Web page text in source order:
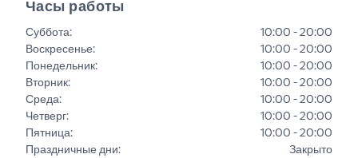
Часы работы
Суббота:
10:00 - 20:00
Воскресенье:
10:00 - 20:00
Понедельник:
10:00 - 20:00
Вторник:
10:00 - 20:00
Среда:
10:00 - 20:00
Четверг:
10:00 - 20:00
Пятница:
10:00 - 20:00
Праздничные дни: Закрыто